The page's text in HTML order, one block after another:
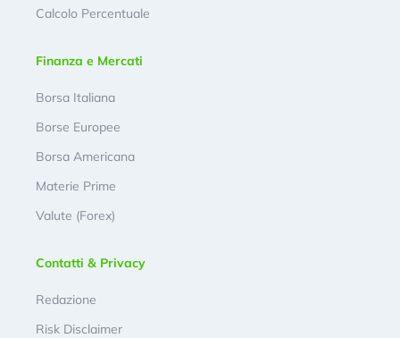
Calcolo Percentuale
Finanza e Mercati
Borsa Italiana
Borse Europee
Borsa Americana
Materie Prime
Valute (Forex)
Contatti & Privacy
Redazione
Risk Disclaimer